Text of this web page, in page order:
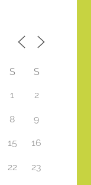
S S
1 2
8 9
15 16
22 23